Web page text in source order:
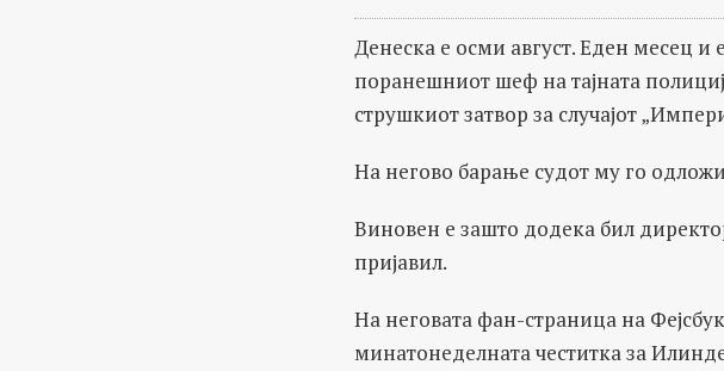
Денеска е осми август. Еден месец
поранешниот шеф на тајната
струшкиот затвор за случајот
На негово барање судот му го
Виновен е зашто додека бил
пријавил.
На неговата фан-страница на
минатонеделната честитка за